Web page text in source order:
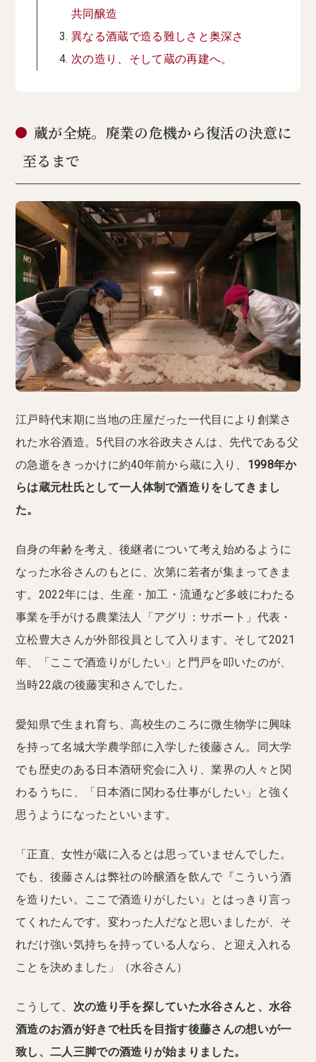
共同醸造
異なる酒蔵で造る難しさと奥深さ
次の造り、そして蔵の再建へ。
蔵が全焼。廃業の危機から復活の決意に
至るまで
江戸時代末期に当地の庄屋だった一代目により創業さ
れた水谷酒造。5代目の水谷政夫さんは、先代である父
の急逝をきっかけに約40年前から蔵に入り、 1998年か
らは蔵元杜氏として一人体制で酒造りをしてきまし
た。
自身の年齢を考え、後継者について考え始めるように
なった水谷さんのもとに、次第に若者が集まってきま
す。2022年には、生産・加工・流通など多岐にわたる
事業を手がける農業法人「アグリ：サポート」代表・
立松豊大さんが外部役員として入ります。そして2021
年、「ここで酒造りがしたい」と門戸を叩いたのが、
当時22歳の後藤実和さんでした。
愛知県で生まれ育ち、高校生のころに微生物学に興味
を持って名城大学農学部に入学した後藤さん。同大学
でも歴史のある日本酒研究会に入り、業界の人々と関
わるうちに、「日本酒に関わる仕事がしたい」と強く
思うようになったといいます。
「正直、女性が蔵に入るとは思っていませんでした。
でも、後藤さんは弊社の吟醸酒を飲んで『こういう酒
を造りたい。ここで酒造りがしたい』とはっきり言っ
てくれたんです。変わった人だなと思いましたが、そ
れだけ強い気持ちを持っている人なら、と迎え入れる
ことを決めました」（水谷さん）
こうして、 次の造り手を探していた水谷さんと、水谷
酒造のお酒が好きで杜氏を目指す後藤さんの想いが一
致し、二人三脚での酒造りが始まりました。